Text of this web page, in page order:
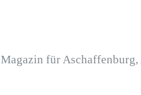
Magazin für Aschaffenburg,